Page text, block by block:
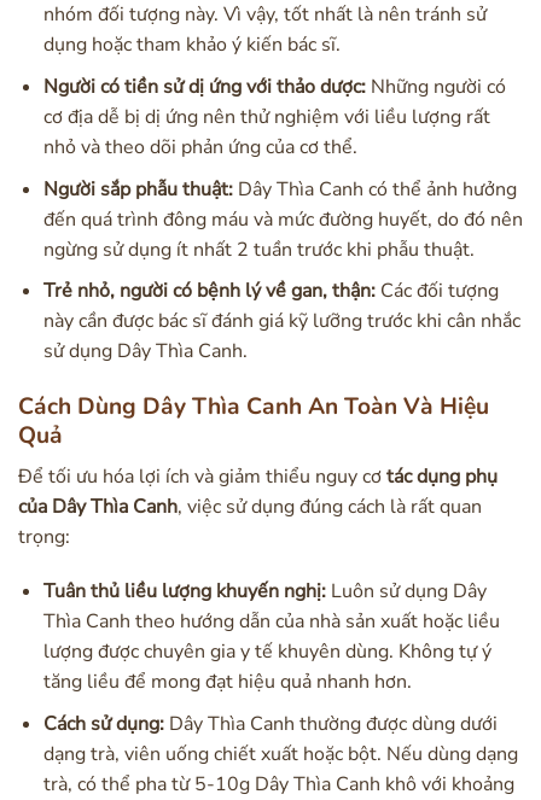
nhóm đối tượng này. Vì vậy, tốt nhất là nên tránh sử
dụng hoặc tham khảo ý kiến bác sĩ.
Người có tiền sử dị ứng với thảo dược:Những người có
cơ địa dễ bị dị ứng nên thử nghiệm với liều lượng rất
nhỏ và theo dõi phản ứng của cơ thể.
Người sắp phẫu thuật:Dây Thìa Canh có thể ảnh hưởng
đến quá trình đông máu và mức đường huyết, do đó nên
ngừng sử dụng ít nhất 2 tuần trước khi phẫu thuật.
Trẻ nhỏ, người có bệnh lý về gan, thận:Các đối tượng
này cần được bác sĩ đánh giá kỹ lưỡng trước khi cân nhắc
sử dụng Dây Thìa Canh.
Cách Dùng Dây Thìa Canh An Toàn Và Hiệu
Quả
Để tối ưu hóa lợi ích và giảm thiểu nguy cơtác dụng phụ
của Dây Thìa Canh, việc sử dụng đúng cách là rất quan
trọng:
Tuân thủ liều lượng khuyến nghị:Luôn sử dụng Dây
Thìa Canh theo hướng dẫn của nhà sản xuất hoặc liều
lượng được chuyên gia y tế khuyên dùng. Không tự ý
tăng liều để mong đạt hiệu quả nhanh hơn.
Cách sử dụng:Dây Thìa Canh thường được dùng dưới
dạng trà, viên uống chiết xuất hoặc bột. Nếu dùng dạng
trà, có thể pha từ 5-10g Dây Thìa Canh khô với khoảng